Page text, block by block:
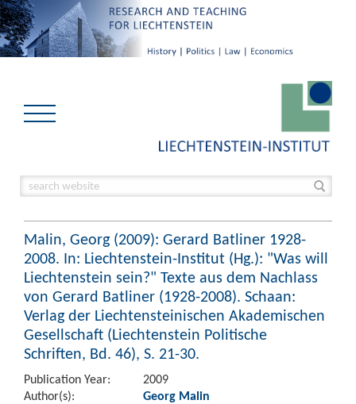
Malin, Georg (2009): Gerard Batliner 1928-
2008. In: Liechtenstein-Institut (Hg.): "Was will
Liechtenstein sein?" Texte aus dem Nachlass
von Gerard Batliner (1928-2008). Schaan:
Verlag der Liechtensteinischen Akademischen
Gesellschaft (Liechtenstein Politische
Schriften, Bd. 46), S. 21-30.
Publication Year:
2009
Author(s):
Georg Malin